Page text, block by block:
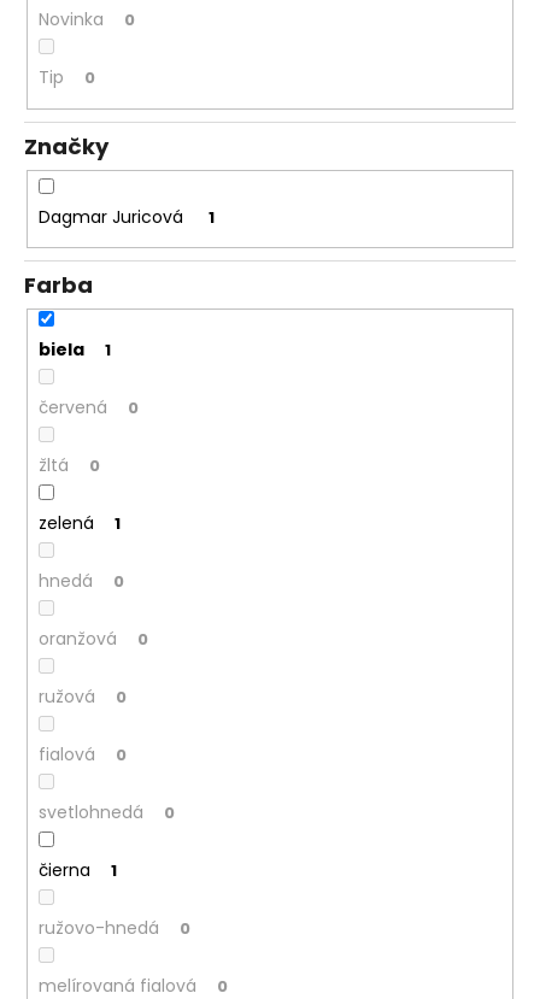
Novinka 0
Tip 0
Značky
Dagmar Juricová 1
Farba
biela 1
červená 0
žltá 0
zelená 1
hnedá 0
oranžová 0
ružová 0
fialová 0
svetlohnedá 0
čierna 1
ružovo-hnedá 0
melírovaná fialová 0
á
ť
?
O
d
p
a
m